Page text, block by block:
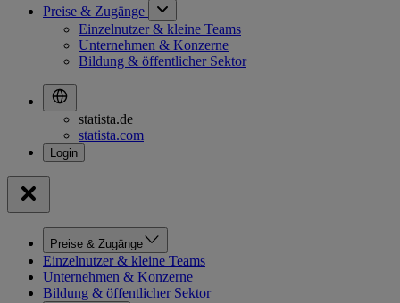
Preise & Zugänge
Einzelnutzer & kleine Teams
Unternehmen & Konzerne
Bildung & öffentlicher Sektor
statista.de
statista.com
Preise & Zugänge
Einzelnutzer & kleine Teams
Unternehmen & Konzerne
Bildung & öffentlicher Sektor